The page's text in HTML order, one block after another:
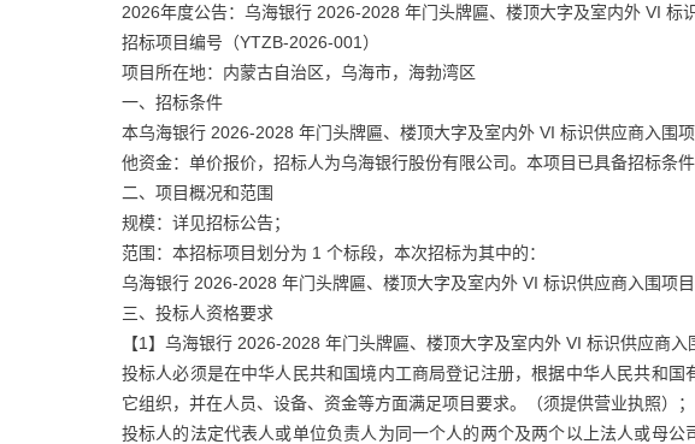
2026年度公告：乌海银行 2026-2028 年门头牌匾、楼顶大字及室内外 VI 标
招标项目编号（YTZB-2026-001）
项目所在地：内蒙古自治区，乌海市，海勃湾区
一、招标条件
本乌海银行 2026-2028 年门头牌匾、楼顶大字及室内外 VI 标识供应商入围
他资金：单价报价，招标人为乌海银行股份有限公司。本项目已具备招标条件
二、项目概况和范围
规模：详见招标公告；
范围：本招标项目划分为 1 个标段，本次招标为其中的：
乌海银行 2026-2028 年门头牌匾、楼顶大字及室内外 VI 标识供应商入围项目
三、投标人资格要求
【1】乌海银行 2026-2028 年门头牌匾、楼顶大字及室内外 VI 标识供应商入
投标人必须是在中华人民共和国境内工商局登记注册，根据中华人民共和
它组织，并在人员、设备、资金等方面满足项目要求。（须提供营业执照）；
投标人的法定代表人或单位负责人为同一个人的两个及两个以上法人或母